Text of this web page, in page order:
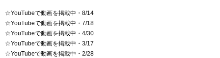
☆YouTubeで動画を掲載中・8/14
☆YouTubeで動画を掲載中・7/18
☆YouTubeで動画を掲載中・4/30
☆YouTubeで動画を掲載中・3/17
☆YouTubeで動画を掲載中・2/28